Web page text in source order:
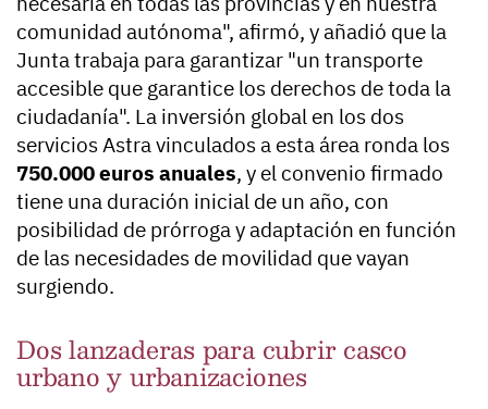
comunidad autónoma", afirmó, y añadió que la
Junta trabaja para garantizar "un transporte
accesible que garantice los derechos de toda la
ciudadanía". La inversión global en los dos
servicios Astra vinculados a esta área ronda los
750.000 euros anuales, y el convenio firmado
tiene una duración inicial de un año, con
posibilidad de prórroga y adaptación en función
de las necesidades de movilidad que vayan
surgiendo.
Dos lanzaderas para cubrir casco
urbano y urbanizaciones